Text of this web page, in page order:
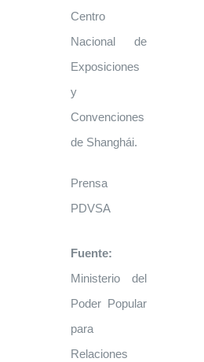
Centro
Nacional de
Exposiciones
y
Convenciones
de Shanghái.
Prensa
PDVSA
Fuente:
Ministerio del
Poder Popular
para
Relaciones